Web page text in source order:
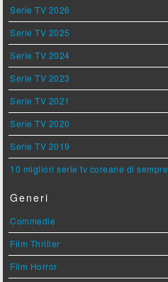
Serie TV 2026
Serie TV 2025
Serie TV 2024
Serie TV 2023
Serie TV 2021
Serie TV 2020
Serie TV 2019
10 migliori serie tv coreane di sempre
Generi
Commedie
Film Thriller
Film Horror